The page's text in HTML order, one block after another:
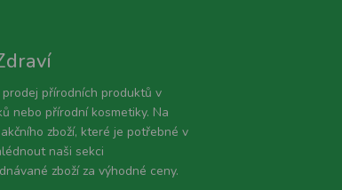
přírodních produktů v
nebo přírodní kosmetiky. Na
zboží, které je potřebné v
naši sekci
zboží za výhodné ceny.